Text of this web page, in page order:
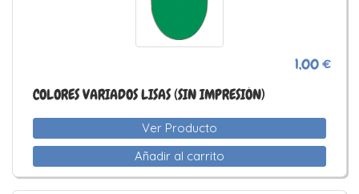
1,00 €
COLORES VARIADOS LISAS (SIN IMPRESIÓN)
Ver Producto
Añadir al carrito